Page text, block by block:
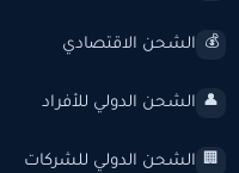
💰 الشحن الاقتصادي
👤 الشحن الدولي للأفراد
🏢 الشحن الدولي للشركات